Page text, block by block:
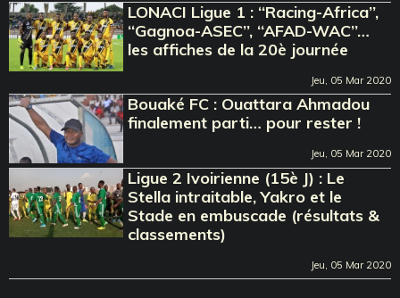
LONACI Ligue 1 : ‘‘Racing-Africa’’,
‘‘Gagnoa-ASEC’’, ‘‘AFAD-WAC’’…
les affiches de la 20è journée
Jeu, 05 Mar 2020
Bouaké FC : Ouattara Ahmadou
finalement parti… pour rester !
Jeu, 05 Mar 2020
Ligue 2 Ivoirienne (15è J) : Le
Stella intraitable, Yakro et le
Stade en embuscade (résultats &
classements)
Jeu, 05 Mar 2020